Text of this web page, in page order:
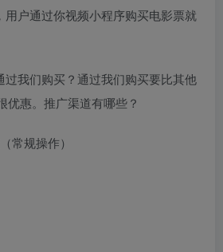
用户通过你视频小程序购买电影票就
过我们购买？通过我们购买要比其他
优惠。推广渠道有哪些？
常规操作）